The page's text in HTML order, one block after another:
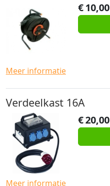
€10,00
Meer informatie
Verdeelkast 16A
€20,00
Meer informatie